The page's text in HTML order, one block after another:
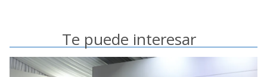
Te puede interesar